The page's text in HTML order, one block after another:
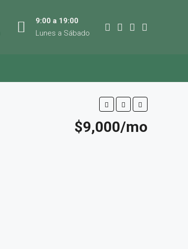
9:00 a 19:00
Lunes a Sábado
$9,000/mo